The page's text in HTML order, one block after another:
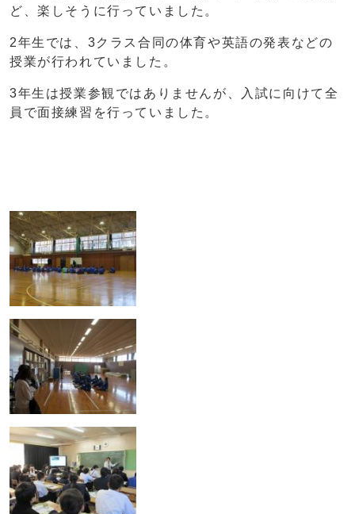
ど、楽しそうに行っていました。
2年生では、3クラス合同の体育や英語の発表などの
授業が行われていました。
3年生は授業参観ではありませんが、入試に向けて全
員で面接練習を行っていました。